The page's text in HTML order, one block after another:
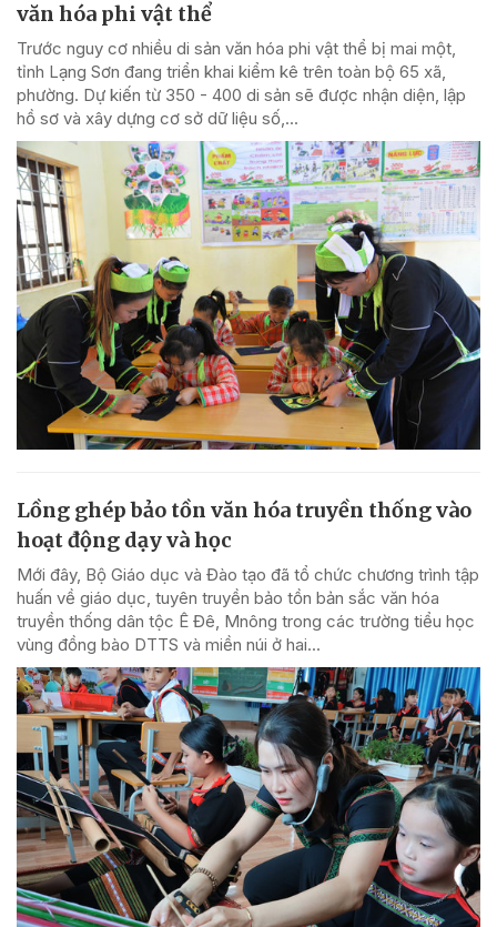
văn hóa phi vật thể
Trước nguy cơ nhiều di sản văn hóa phi vật thể bị mai một,
tỉnh Lạng Sơn đang triển khai kiểm kê trên toàn bộ 65 xã,
phường. Dự kiến từ 350 - 400 di sản sẽ được nhận diện, lập
hồ sơ và xây dựng cơ sở dữ liệu số,...
Lồng ghép bảo tồn văn hóa truyền thống vào
hoạt động dạy và học
Mới đây, Bộ Giáo dục và Đào tạo đã tổ chức chương trình tập
huấn về giáo dục, tuyên truyền bảo tồn bản sắc văn hóa
truyền thống dân tộc Ê Đê, Mnông trong các trường tiểu học
vùng đồng bào DTTS và miền núi ở hai...